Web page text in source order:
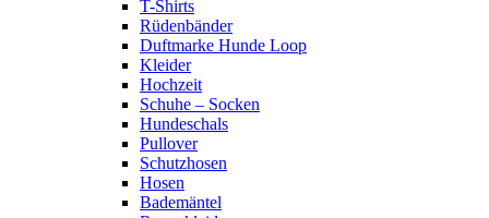
T-Shirts
Rüdenbänder
Duftmarke Hunde Loop
Kleider
Hochzeit
Schuhe – Socken
Hundeschals
Pullover
Schutzhosen
Hosen
Bademäntel